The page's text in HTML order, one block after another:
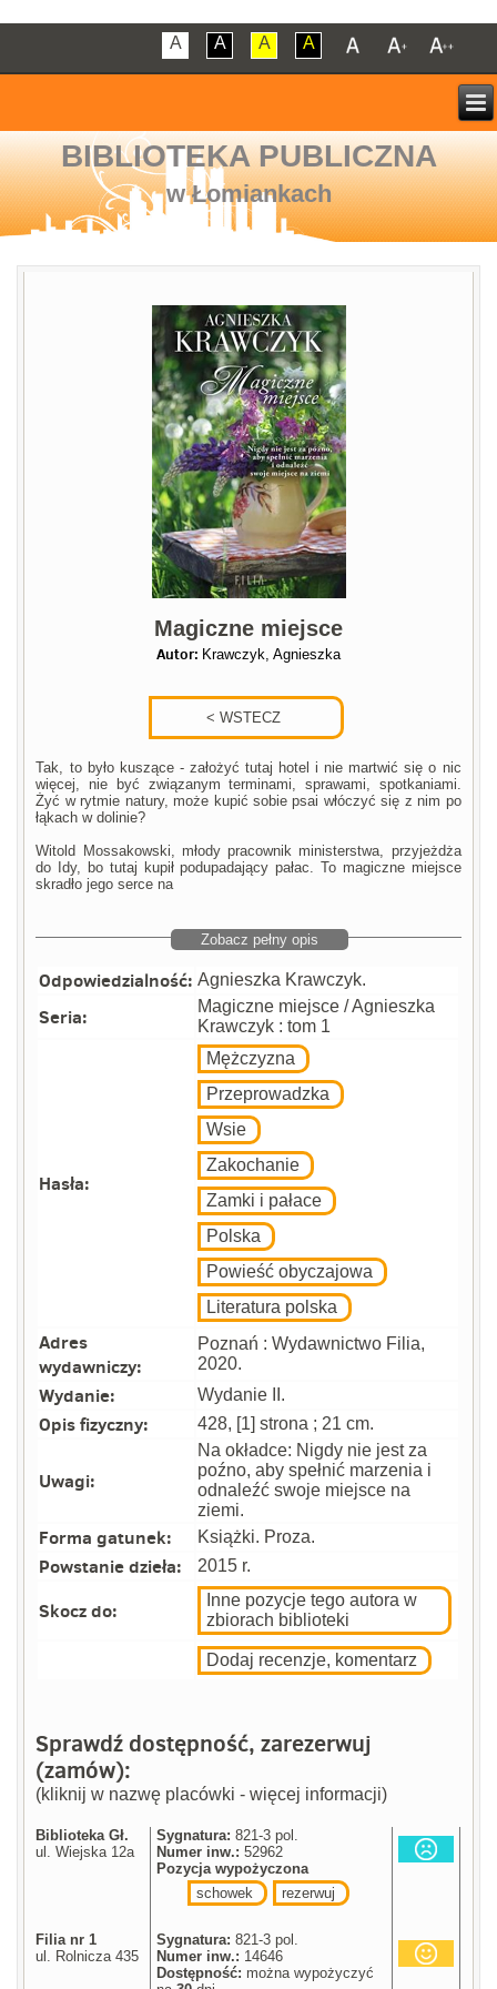
A A A A
BIBLIOTEKA PUBLICZNA
w Łomiankach
Magiczne miejsce
Autor: Krawczyk, Agnieszka
Tak, to było kuszące - założyć tutaj hotel i nie martwić się o nic
więcej, nie być związanym terminami, sprawami, spotkaniami.
Żyć w rytmie natury, może kupić sobie psai włóczyć się z nim po
łąkach w dolinie?
Witold Mossakowski, młody pracownik ministerstwa, przyjeżdża
do Idy, bo tutaj kupił podupadający pałac. To magiczne miejsce
skradło jego serce na
Zobacz pełny opis
Odpowiedzialność: Agnieszka Krawczyk.
Seria:
Magiczne miejsce / Agnieszka
Krawczyk : tom 1
Hasła:
Mężczyzna
Przeprowadzka
Wsie
Zakochanie
Zamki i pałace
Polska
Powieść obyczajowa
Literatura polska
Adres
wydawniczy:
Poznań : Wydawnictwo Filia,
2020.
Wydanie: Wydanie II.
Opis fizyczny: 428, [1] strona ; 21 cm.
Uwagi:
Na okładce: Nigdy nie jest za
poźno, aby spełnić marzenia i
odnaleźć swoje miejsce na
ziemi.
Forma gatunek: Książki. Proza.
Powstanie dzieła: 2015 r.
Skocz do:
Inne pozycje tego autora w
zbiorach biblioteki
Dodaj recenzje, komentarz
Sprawdź dostępność, zarezerwuj
(zamów):
(kliknij w nazwę placówki - więcej informacji)
Biblioteka Gł.
ul. Wiejska 12a
Sygnatura: 821-3 pol.
Numer inw.: 52962
Pozycja wypożyczona
schowek
rezerwuj
Filia nr 1
ul. Rolnicza 435
Sygnatura: 821-3 pol.
Numer inw.: 14646
Dostępność: można wypożyczyć